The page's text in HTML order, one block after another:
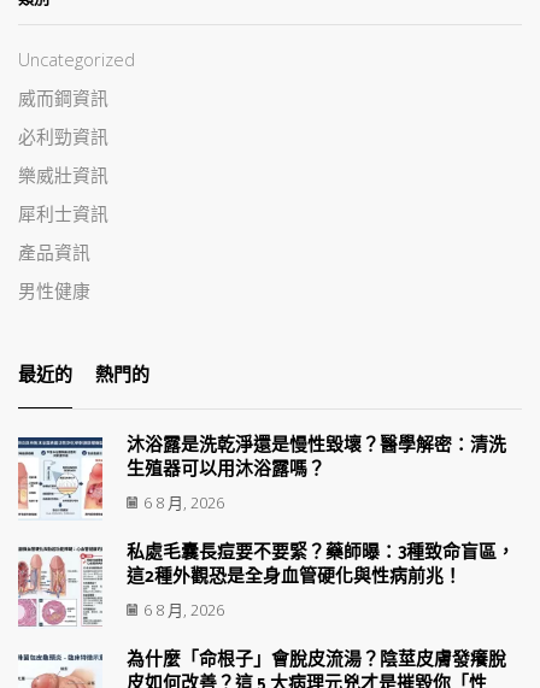
Uncategorized
威而鋼資訊
必利勁資訊
樂威壯資訊
犀利士資訊
產品資訊
男性健康
最近的 熱門的
沐浴露是洗乾淨還是慢性毀壞？醫學解密：清洗
生殖器可以用沐浴露嗎？
6 8 月, 2026
私處毛囊長痘要不要緊？藥師曝：3種致命盲區，
這2種外觀恐是全身血管硬化與性病前兆！
6 8 月, 2026
為什麼「命根子」會脫皮流湯？陰莖皮膚發癢脫